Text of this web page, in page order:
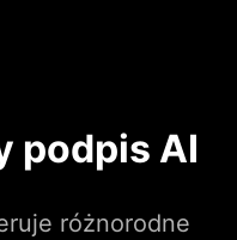
podpis AI
różnorodne